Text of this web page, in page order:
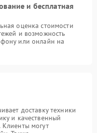
и бесплатная
оценка стоимости
и возможность
или онлайн на
доставку техники
и качественный
могут